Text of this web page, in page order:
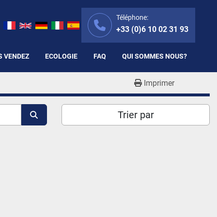
Téléphone:
+33 (0)6 10 02 31 93
VENDEZ ECOLOGIE FAQ QUI SOMMES NOUS?
Imprimer
Trier par